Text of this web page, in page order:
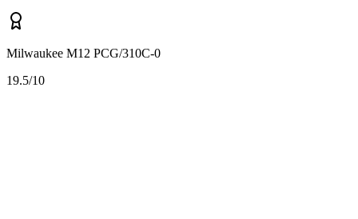
Milwaukee M12 PCG/310C-0
19.5/10